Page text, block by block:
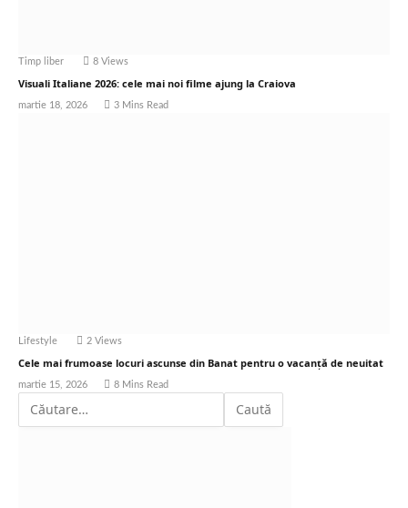
Timp liber 8 Views
Visuali Italiane 2026: cele mai noi filme ajung la Craiova
martie 18, 2026 3 Mins Read
Lifestyle 2 Views
Cele mai frumoase locuri ascunse din Banat pentru o vacanță de neuitat
martie 15, 2026 8 Mins Read